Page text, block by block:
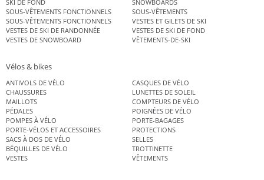
SKI DE FOND
SNOWBOARDS
SOUS-VÊTEMENTS FONCTIONNELS
SOUS-VÊTEMENTS
SOUS-VÊTEMENTS FONCTIONNELS
VESTES ET GILETS DE SKI
VESTES DE SKI DE RANDONNÉE
VESTES DE SKI DE FOND
VESTES DE SNOWBOARD
VÊTEMENTS-DE-SKI
Vélos & bikes
ANTIVOLS DE VÉLO
CASQUES DE VÉLO
CHAUSSURES
LUNETTES DE SOLEIL
MAILLOTS
COMPTEURS DE VÉLO
PÉDALES
POIGNÉES DE VÉLO
POMPES À VÉLO
PORTE-BAGAGES
PORTE-VÉLOS ET ACCESSOIRES
PROTECTIONS
SACS À DOS DE VÉLO
SELLES
BÉQUILLES DE VÉLO
TROTTINETTE
VESTES
VÊTEMENTS